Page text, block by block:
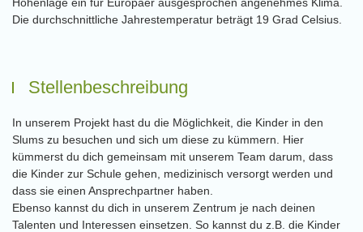
Die durchschnittliche Jahrestemperatur beträgt 19 Grad Celsius.
Stellenbeschreibung
In unserem Projekt hast du die Möglichkeit, die Kinder in den
Slums zu besuchen und sich um diese zu kümmern. Hier
kümmerst du dich gemeinsam mit unserem Team darum, dass
die Kinder zur Schule gehen, medizinisch versorgt werden und
dass sie einen Ansprechpartner haben.
Ebenso kannst du dich in unserem Zentrum je nach deinen
Talenten und Interessen einsetzen. So kannst du z.B. die Kinder